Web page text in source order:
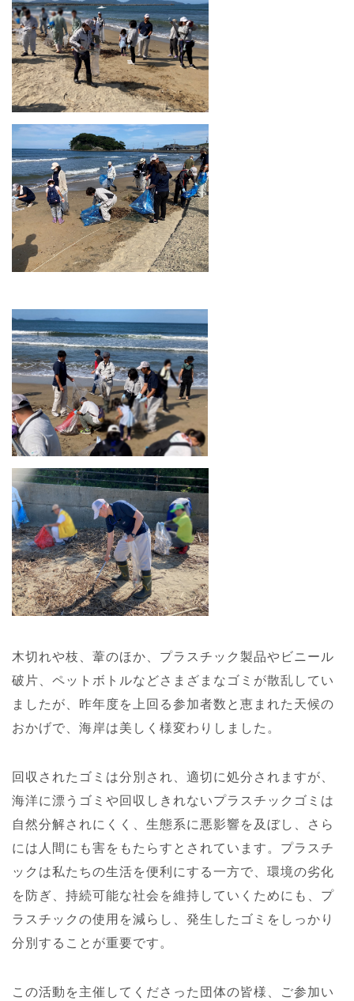
木切れや枝、葦のほか、プラスチック製品やビニール
破片、ペットボトルなどさまざまなゴミが散乱してい
ましたが、昨年度を上回る参加者数と恵まれた天候の
おかげで、海岸は美しく様変わりしました。
回収されたゴミは分別され、適切に処分されますが、
海洋に漂うゴミや回収しきれないプラスチックゴミは
自然分解されにくく、生態系に悪影響を及ぼし、さら
には人間にも害をもたらすとされています。プラスチ
ックは私たちの生活を便利にする一方で、環境の劣化
を防ぎ、持続可能な社会を維持していくためにも、プ
ラスチックの使用を減らし、発生したゴミをしっかり
分別することが重要です。
この活動を主催してくださった団体の皆様、ご参加い